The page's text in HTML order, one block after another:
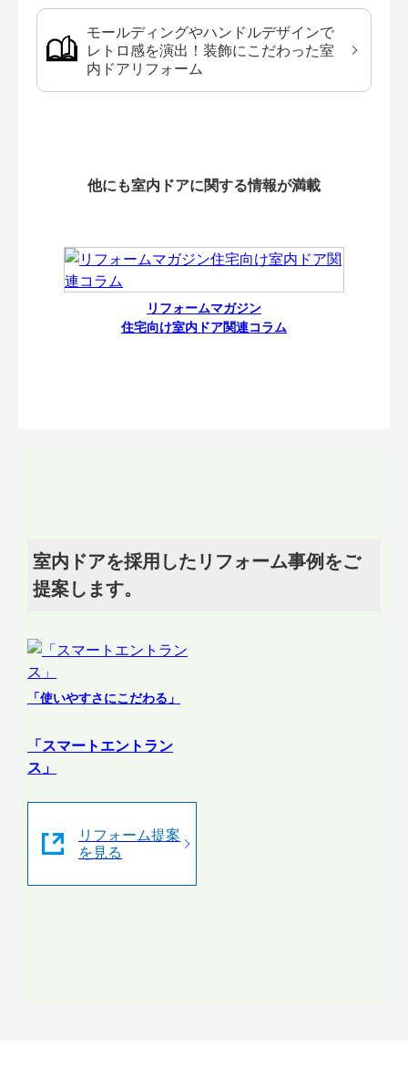
モールディングやハンドルデザインで
レトロ感を演出！装飾にこだわった室
内ドアリフォーム
他にも室内ドアに関する情報が満載
リフォームマガジン
住宅向け室内ドア関連コラム
室内ドアを採用したリフォーム事例をご
提案します。
「使いやすさにこだわる」
「スマートエントラン
ス」
リフォーム提案
を見る